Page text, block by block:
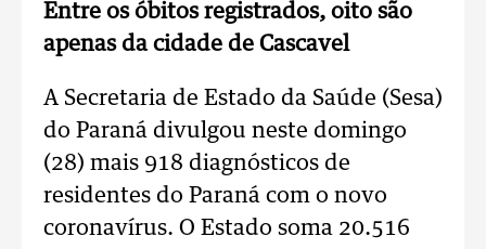
Entre os óbitos registrados, oito são
apenas da cidade de Cascavel
A Secretaria de Estado da Saúde (Sesa)
do Paraná divulgou neste domingo
(28) mais 918 diagnósticos de
residentes do Paraná com o novo
coronavírus. O Estado soma 20.516